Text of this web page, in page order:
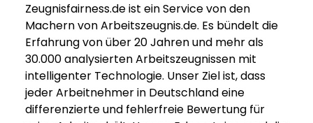
Zeugnisfairness.de ist ein Service von den
Machern von Arbeitszeugnis.de. Es bündelt die
Erfahrung von über 20 Jahren und mehr als
30.000 analysierten Arbeitszeugnissen mit
intelligenter Technologie. Unser Ziel ist, dass
jeder Arbeitnehmer in Deutschland eine
differenzierte und fehlerfreie Bewertung für